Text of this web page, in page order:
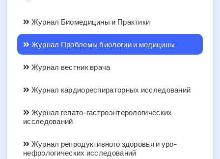
Журнал Биомедицины и Практики
Журнал Проблемы биологии и медицины
Журнал вестник врача
Журнал кардиореспираторных исследований
Журнал гепато-гастроэнтерологических
исследований
Журнал репродуктивного здоровья и уро-
нефрологических исследований